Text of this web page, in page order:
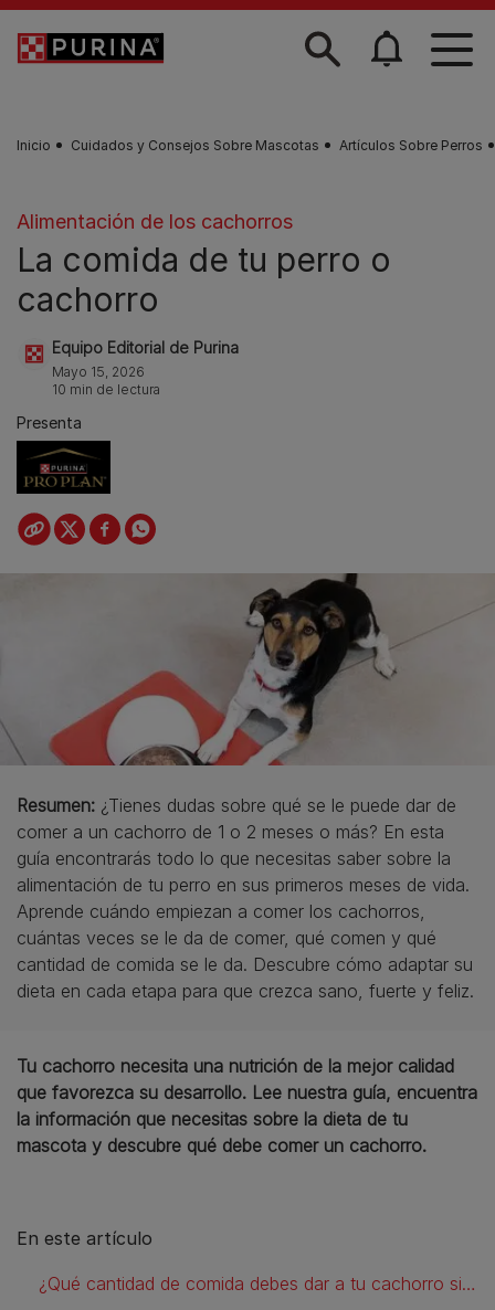
Skip to main content
Inicio Cuidados y Consejos Sobre Mascotas Artículos Sobre Perros
Alimentación de los cachorros
La comida de tu perro o
cachorro
Equipo Editorial de Purina
Mayo 15, 2026
10 min de lectura
Presenta
Resumen: ¿Tienes dudas sobre qué se le puede dar de
comer a un cachorro de 1 o 2 meses o más? En esta
guía encontrarás todo lo que necesitas saber sobre la
alimentación de tu perro en sus primeros meses de vida.
Aprende cuándo empiezan a comer los cachorros,
cuántas veces se le da de comer, qué comen y qué
cantidad de comida se le da. Descubre cómo adaptar su
dieta en cada etapa para que crezca sano, fuerte y feliz.
Tu cachorro necesita una nutrición de la mejor calidad
que favorezca su desarrollo. Lee nuestra guía, encuentra
la información que necesitas sobre la dieta de tu
mascota y descubre qué debe comer un cachorro.
En este artículo
¿Qué cantidad de comida debes dar a tu cachorro si tiene 1, 2 o más meses?